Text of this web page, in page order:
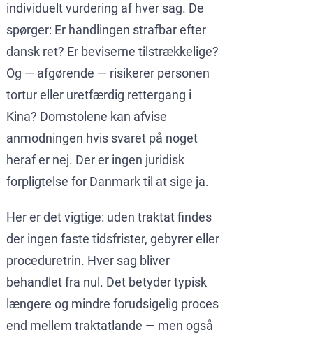
individuelt vurdering af hver sag. De
spørger: Er handlingen strafbar efter
dansk ret? Er beviserne tilstrækkelige?
Og — afgørende — risikerer personen
tortur eller uretfærdig rettergang i
Kina? Domstolene kan afvise
anmodningen hvis svaret på noget
heraf er nej. Der er ingen juridisk
forpligtelse for Danmark til at sige ja.
Her er det vigtige: uden traktat findes
der ingen faste tidsfrister, gebyrer eller
proceduretrin. Hver sag bliver
behandlet fra nul. Det betyder typisk
længere og mindre forudsigelig proces
end mellem traktatlande — men også